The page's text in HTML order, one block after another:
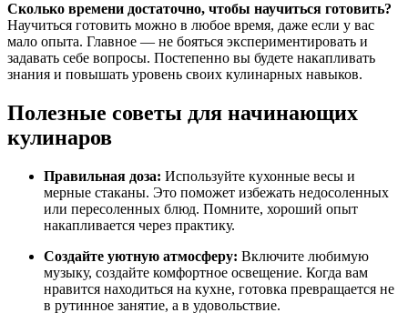
Сколько времени достаточно, чтобы научиться готовить?
Научиться готовить можно в любое время, даже если у вас
мало опыта. Главное — не бояться экспериментировать и
задавать себе вопросы. Постепенно вы будете накапливать
знания и повышать уровень своих кулинарных навыков.
Полезные советы для начинающих
кулинаров
Правильная доза: Используйте кухонные весы и
мерные стаканы. Это поможет избежать недосоленных
или пересоленных блюд. Помните, хороший опыт
накапливается через практику.
Создайте уютную атмосферу: Включите любимую
музыку, создайте комфортное освещение. Когда вам
нравится находиться на кухне, готовка превращается не
в рутинное занятие, а в удовольствие.